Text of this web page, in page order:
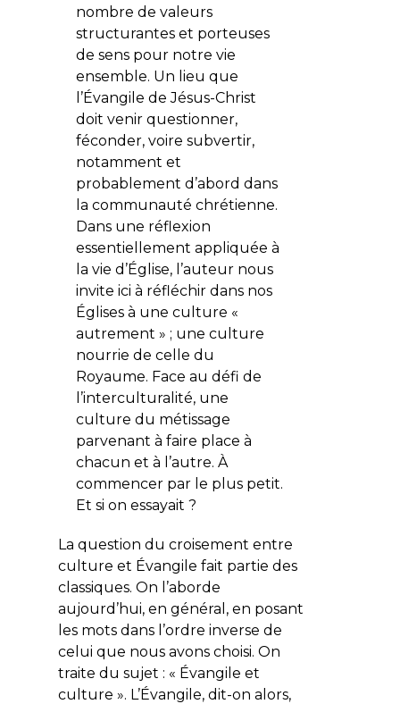
nombre de valeurs
structurantes et porteuses
de sens pour notre vie
ensemble. Un lieu que
l’Évangile de Jésus-Christ
doit venir questionner,
féconder, voire subvertir,
notamment et
probablement d’abord dans
la communauté chrétienne.
Dans une réflexion
essentiellement appliquée à
la vie d’Église, l’auteur nous
invite ici à réfléchir dans nos
Églises à une culture «
autrement » ; une culture
nourrie de celle du
Royaume. Face au défi de
l’interculturalité, une
culture du métissage
parvenant à faire place à
chacun et à l’autre. À
commencer par le plus petit.
Et si on essayait ?
La question du croisement entre
culture et Évangile fait partie des
classiques. On l’aborde
aujourd’hui, en général, en posant
les mots dans l’ordre inverse de
celui que nous avons choisi. On
traite du sujet : « Évangile et
culture ». L’Évangile, dit-on alors,